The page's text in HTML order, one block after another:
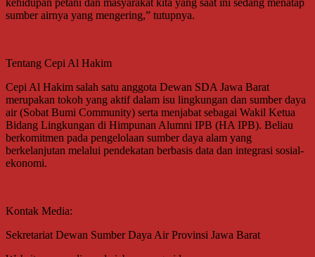
sumber airnya yang mengering,” tutupnya.
Tentang Cepi Al Hakim
Cepi Al Hakim salah satu anggota Dewan SDA Jawa Barat
merupakan tokoh yang aktif dalam isu lingkungan dan sumber daya
air (Sobat Bumi Community) serta menjabat sebagai Wakil Ketua
Bidang Lingkungan di Himpunan Alumni IPB (HA IPB). Beliau
berkomitmen pada pengelolaan sumber daya alam yang
berkelanjutan melalui pendekatan berbasis data dan integrasi sosial-
ekonomi.
Kontak Media:
Sekretariat Dewan Sumber Daya Air Provinsi Jawa Barat